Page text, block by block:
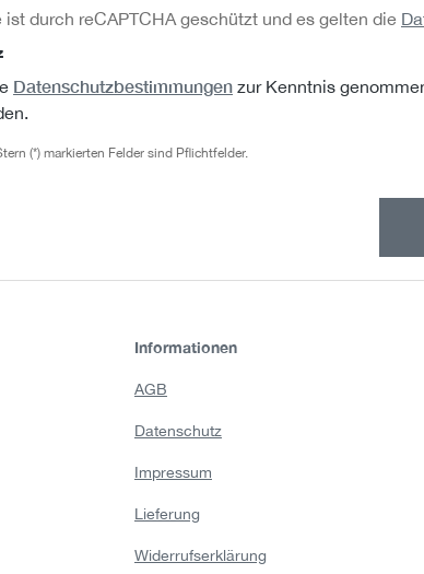
ist durch reCAPTCHA geschützt und es gelten die
Datenschutzbestimmungen zur Kenntnis
(*) markierten Felder sind Pflichtfelder.
Informationen
AGB
Datenschutz
Impressum
Lieferung
Widerrufserklärung